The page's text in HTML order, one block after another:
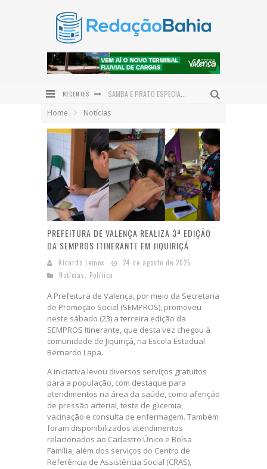
RECENTES SAMBA E PRATO ESPECIAL COM POLVO DÃO O TOM DO DIA DOS PAIS NO DOM LAMBÃO
PRAÇA SÃO BENEDITO É REVITALIZADA E DEVOLVE NOVO ESPAÇO DE CONVIVÊNCIA À COMUNIDADE DE SERRA GRANDE
INSTITUTO QUINTAS FEMINISTAS CELEBRA CINCO ANOS DE ATUAÇÃO EM DEFESA DAS MULHERES NO BAIXO SUL
PREFEITURA DE VALENÇA PROMOVE GINCANA JUVENTUDE PRESENTE EM COMEMORAÇÃO AO DIA INTERNACIONAL DA JUVENTUDE
ENTRE O SERTÃO E O SONHO: ALFREDO GONÇALVES DE LIMA NETO LANÇA O ROMANCE DO OUTRO LADO DO SOL EM VALENÇA
Home Notícias
PREFEITURA DE VALENÇA REALIZA 3ª EDIÇÃO
DA SEMPROS ITINERANTE EM JIQUIRIÇÁ
Ricardo Lemos
24 de agosto de 2025
Notícias
Política
A Prefeitura de Valença, por meio da Secretaria
de Promoção Social (SEMPROS), promoveu
neste sábado (23) a terceira edição da
SEMPROS Itinerante, que desta vez chegou à
comunidade de Jiquiriçá, na Escola Estadual
Bernardo Lapa.
A iniciativa levou diversos serviços gratuitos
para a população, com destaque para
atendimentos na área da saúde, como aferição
de pressão arterial, teste de glicemia,
vacinação e consulta de enfermagem. Também
foram disponibilizados atendimentos
relacionados ao Cadastro Único e Bolsa
Família, além dos serviços do Centro de
Referência de Assistência Social (CRAS),